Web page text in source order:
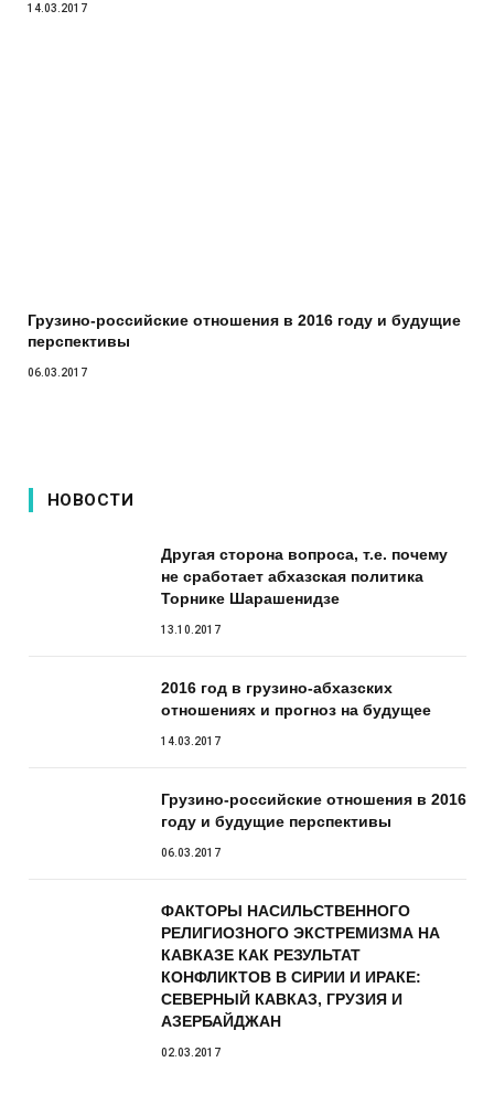
14.03.2017
Грузино-российские отношения в 2016 году и будущие
перспективы
06.03.2017
НОВОСТИ
Другая сторона вопроса, т.е. почему
не сработает абхазская политика
Торнике Шарашенидзе
13.10.2017
2016 год в грузино-абхазских
отношениях и прогноз на будущее
14.03.2017
Грузино-российские отношения в 2016
году и будущие перспективы
06.03.2017
ФАКТОРЫ НАСИЛЬСТВЕННОГО
РЕЛИГИОЗНОГО ЭКСТРЕМИЗМА НА
КАВКАЗЕ КАК РЕЗУЛЬТАТ
КОНФЛИКТОВ В СИРИИ И ИРАКЕ:
СЕВЕРНЫЙ КАВКАЗ, ГРУЗИЯ И
АЗЕРБАЙДЖАН
02.03.2017